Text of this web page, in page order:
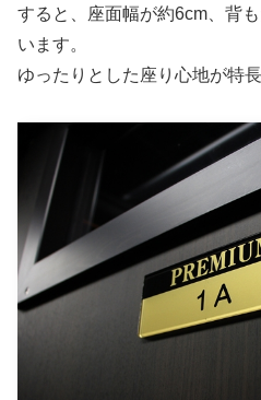
すると、座面幅が約6cm、背
います。
ゆったりとした座り心地が特長